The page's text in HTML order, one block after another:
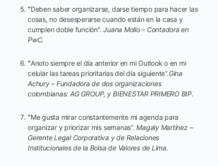
“Deben saber organizarse, darse tiempo para hacer las
cosas, no desesperarse cuando están en la casa y
cumplen doble función”.Juana Mollo – Contadora en
PwC.
“Anoto siempre el día anterior en mi Outlook o en mi
celular las tareas prioritarias del día siguiente”.Gina
Achury – Fundadora de dos organizaciones
colombianas: AG GROUP, y BIENESTAR PRIMERO BIP.
“Me gusta mirar constantemente mi agenda para
organizar y priorizar mis semanas”.Magaly Martínez –
Gerente Legal Corporativa y de Relaciones
Institucionales de la Bolsa de Valores de Lima.